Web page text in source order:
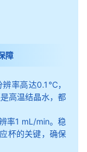
障
辨率高达0.1℃，
高温结晶水，都
率1 mL/min。稳
杯的关键，确保